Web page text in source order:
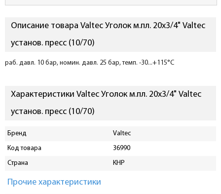
Описание товара Valtec Уголок м.пл. 20х3/4" Valtec
установ. пресс (10/70)
раб. давл. 10 бар, номин. давл. 25 бар, темп. -30...+115°С
Характеристики Valtec Уголок м.пл. 20х3/4" Valtec
установ. пресс (10/70)
Бренд
Valtec
Код товара
36990
Страна
КНР
Прочие характеристики